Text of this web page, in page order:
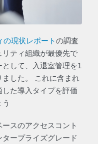
の現状レポートの調査
ティ組織が最優先で
して、入退室管理を1
した。 これに含まれ
た導入タイプを評価
スのアクセスコント
ープライズグレード